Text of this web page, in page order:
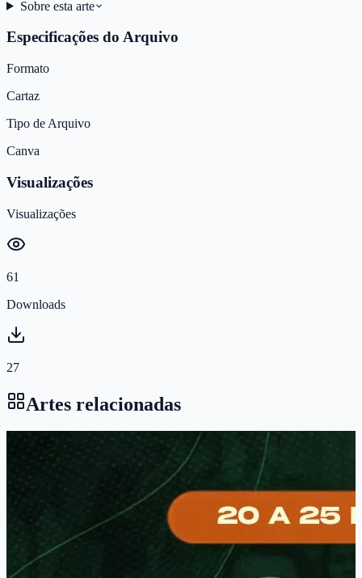
Sobre esta arte
Especificações do Arquivo
Formato
Cartaz
Tipo de Arquivo
Canva
Visualizações
Visualizações
61
Downloads
27
Artes relacionadas